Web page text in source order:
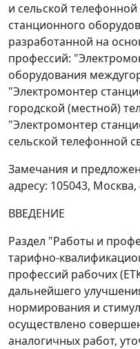
и сельской
станционного
разработанной на
профессий:
оборудования
"Электромонтер
городской (местной)
"Электромонтер
сельской телефонной
Замечания и
адресу: 105043,
ВВЕДЕНИЕ
Раздел "Работы и
тарифно-
профессий рабочих
дальнейшего
нормирования и
осуществлено
аналогичных работ,